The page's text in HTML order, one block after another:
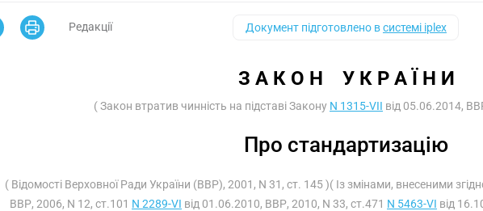
Редакції Документ підготовлено всистемі iplex
З А К О Н    У К Р А Ї Н И
( Закон втратив чинність на підставі Закону N 1315-VII від 05.06.2014,
Про стандартизацію
( Відомості Верховної Ради України (ВВР), 2001, N 31, ст. 145 )( Із змінами, внесеними
ВВР, 2006, N 12, ст.101 N 2289-VI від 01.06.2010, ВВР, 2010, N 33, ст.471 N 5463-VI від